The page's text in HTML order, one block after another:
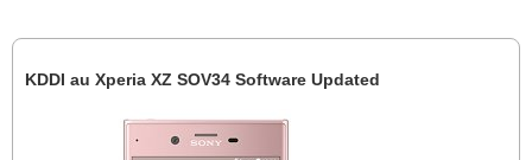
KDDI au Xperia XZ SOV34 Software Updated